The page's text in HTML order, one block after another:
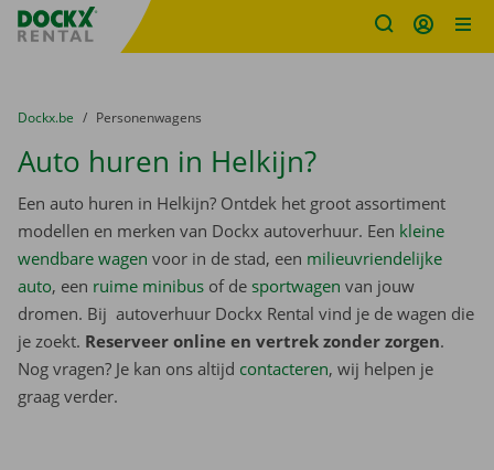
Fratello DEMO
U bevindt zich hier:
van
Dockx.be naar
Personenwagens
Auto huren in Helkijn?
Een auto huren in Helkijn? Ontdek het groot assortiment
modellen en merken van Dockx autoverhuur. Een kleine
wendbare wagen voor in de stad, een milieuvriendelijke
auto, een ruime minibus of de sportwagen van jouw
dromen. Bij autoverhuur Dockx Rental vind je de wagen die
je zoekt. Reserveer online en vertrek zonder zorgen.
Nog vragen? Je kan ons altijd contacteren, wij helpen je
graag verder.